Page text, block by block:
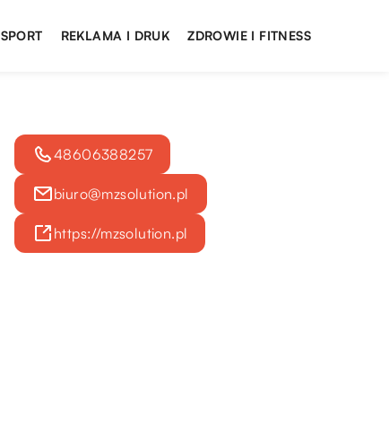
SPORT REKLAMA I DRUK ZDROWIE I FITNESS
48606388257
biuro@mzsolution.pl
https://mzsolution.pl